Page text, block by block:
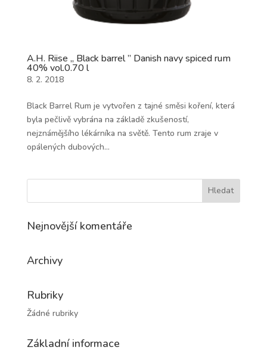
A.H. Riise „ Black barrel ” Danish navy spiced rum
40% vol.0.70 l
8. 2. 2018
Black Barrel Rum je vytvořen z tajné směsi koření, která
byla pečlivě vybrána na základě zkušeností,
nejznámějšího lékárníka na světě. Tento rum zraje v
opálených dubových...
Nejnovější komentáře
Archivy
Rubriky
Žádné rubriky
Základní informace